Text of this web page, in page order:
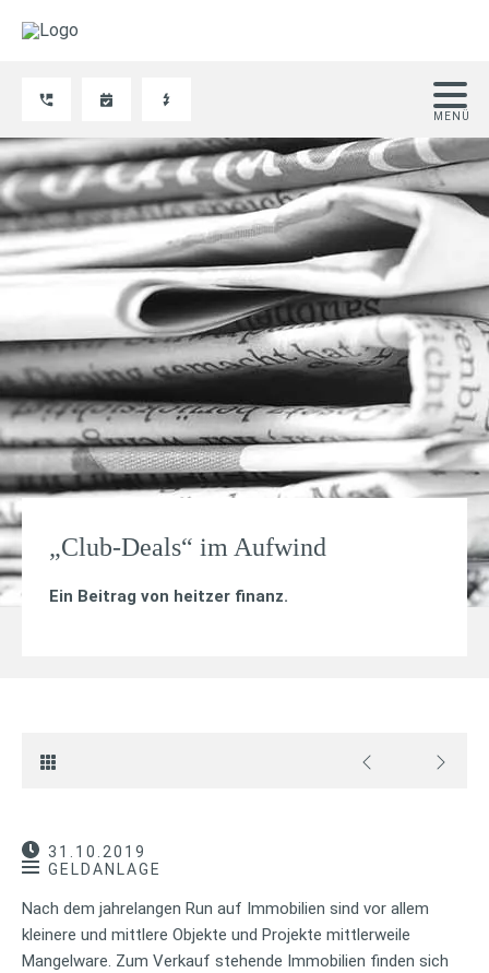
„Club-Deals“ im Aufwind
Ein Beitrag von heitzer finanz.
31.10.2019
GELDANLAGE
Nach dem jahrelangen Run auf Immobilien sind vor allem
kleinere und mittlere Objekte und Projekte mittlerweile
Mangelware. Zum Verkauf stehende Immobilien finden sich